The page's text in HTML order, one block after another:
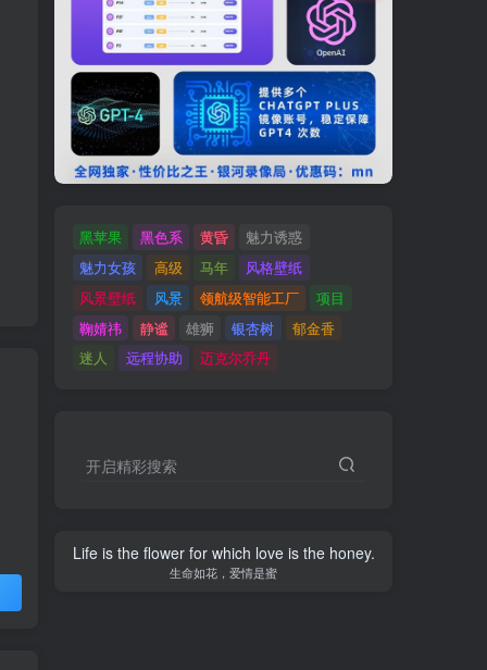
黑苹果 黑色系 黄昏
魅力诱惑
魅力女孩
高级 马年
风格壁纸
风景壁纸
风景 领航级智能工厂
项目
鞠婧祎
静谧 雄狮 银杏树
郁金香
迷人
远程协助 迈克尔乔丹
开启精彩搜索
Life is the flower for which love is the honey.
生命如花，爱情是蜜